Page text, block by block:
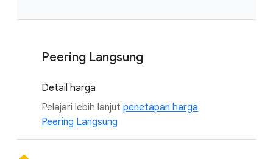
Peering Langsung
Detail harga
Pelajari lebih lanjut penetapan harga
Peering Langsung